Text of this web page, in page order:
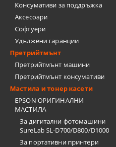
Консумативи за поддръжка
Аксесоари
Софтуери
Удължени гаранции
Претрийтмънт
Претрийтмънт машини
Претрийтмънт консумативи
Мастила и тонер касети
EPSON ОРИГИНАЛНИ
МАСТИЛА
За дигитални фотомашини
SureLab SL-D700/D800/D1000
За портативни принтери